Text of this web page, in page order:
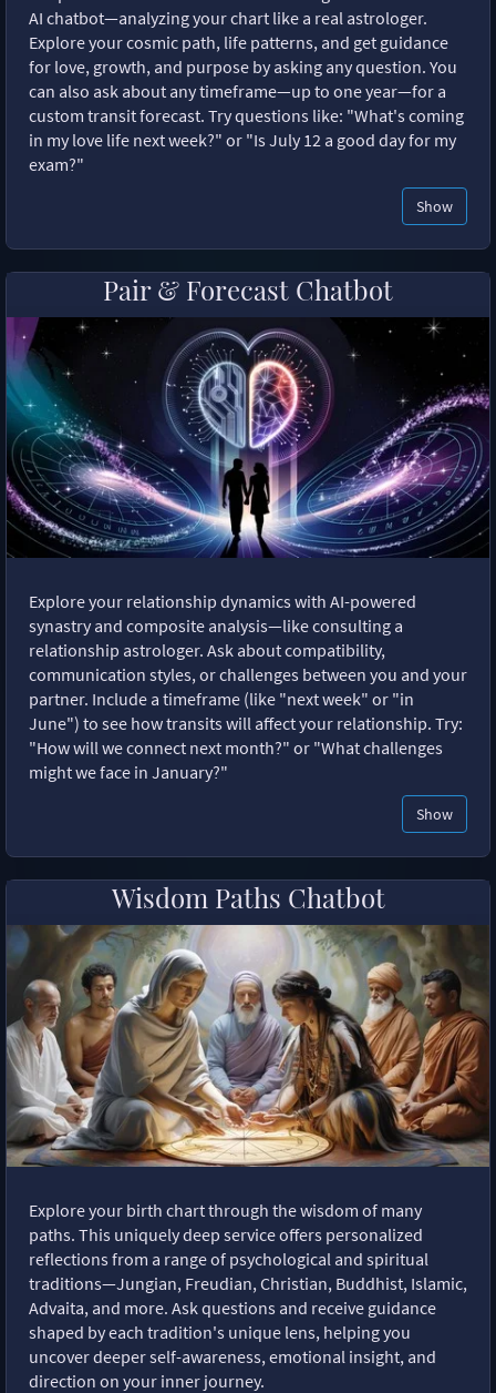
AI chatbot—analyzing your chart like a real astrologer.
Explore your cosmic path, life patterns, and get guidance
for love, growth, and purpose by asking any question. You
can also ask about any timeframe—up to one year—for a
custom transit forecast. Try questions like: "What's coming
in my love life next week?" or "Is July 12 a good day for my
exam?"
Show
Pair & Forecast Chatbot
Explore your relationship dynamics with AI-powered
synastry and composite analysis—like consulting a
relationship astrologer. Ask about compatibility,
communication styles, or challenges between you and your
partner. Include a timeframe (like "next week" or "in
June") to see how transits will affect your relationship. Try:
"How will we connect next month?" or "What challenges
might we face in January?"
Show
Wisdom Paths Chatbot
Explore your birth chart through the wisdom of many
paths. This uniquely deep service offers personalized
reflections from a range of psychological and spiritual
traditions—Jungian, Freudian, Christian, Buddhist, Islamic,
Advaita, and more. Ask questions and receive guidance
shaped by each tradition's unique lens, helping you
uncover deeper self-awareness, emotional insight, and
direction on your inner journey.